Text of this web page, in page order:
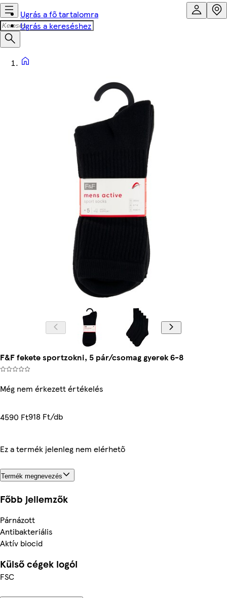
Ugrás a fő tartalomra
Ugrás a kereséshez
F&F fekete sportzokni, 5 pár/csomag gyerek 6-8
Még nem érkezett értékelés
4590 Ft918 Ft/db
Ez a termék jelenleg nem elérhető
Termék megnevezés
Főbb jellemzők
Párnázott
Antibakteriális
Aktív biocid
Külső cégek logói
FSC